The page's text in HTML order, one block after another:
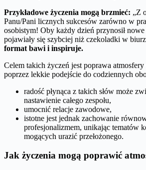
Przykładowe życzenia mogą brzmieć: „Z
Panu/Pani licznych sukcesów zarówno w
osobistym! Oby każdy dzień przynosił
pojawiały się szybciej niż czekoladki w
format bawi i inspiruje.
Celem takich życzeń jest poprawa
poprzez lekkie podejście do codziennych
radość płynąca z takich słów może
nastawienie całego zespołu,
umocnić relacje zawodowe,
istotne jest jednak zachowanie
profesjonalizmem, unikając tematów
mogących urazić przełożonego.
Jak życzenia mogą poprawić